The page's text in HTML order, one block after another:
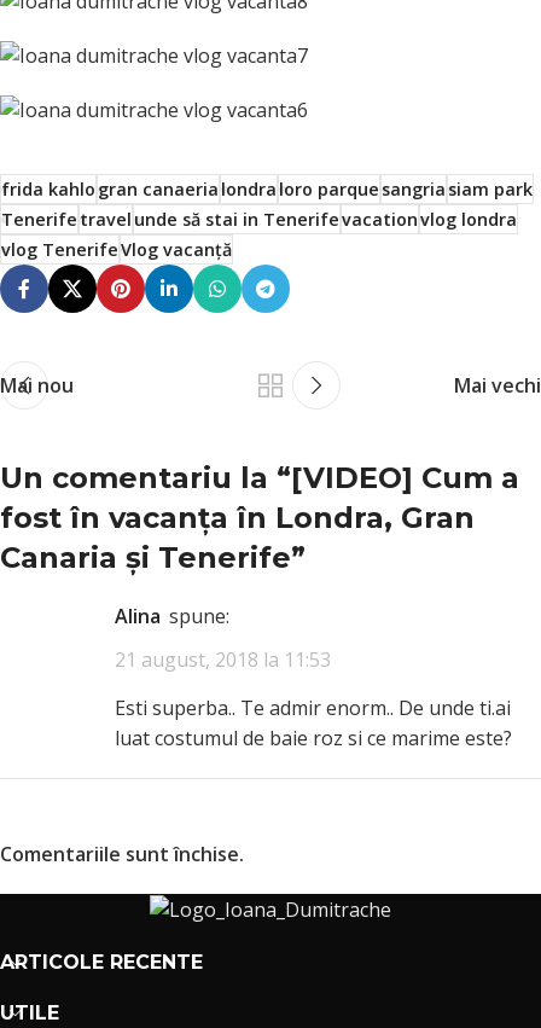
frida kahlogran canaerialondraloro parquesangriasiam park
Tenerifetravelunde să stai in Tenerifevacationvlog londra
vlog TenerifeVlog vacanță
Mai nou Mai vechi
Un comentariu la “[VIDEO] Cum a
fost în vacanța în Londra, Gran
Canaria și Tenerife”
Alina spune:
21 august, 2018 la 11:53
Esti superba.. Te admir enorm.. De unde ti.ai
luat costumul de baie roz si ce marime este?
Comentariile sunt închise.
ARTICOLE RECENTE
UTILE